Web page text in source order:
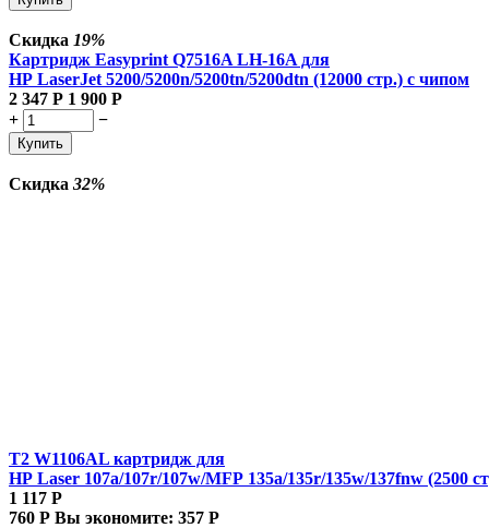
Скидка 19%
Картридж Easyprint Q7516A LH-16A для
HP LaserJet 5200/5200n/5200tn/5200dtn (12000 стр.) с чипом
2 347 Р 1 900 Р
+
−
Купить
Скидка 32%
T2 W1106AL картридж для
HP Laser 107a/107r/107w/MFP 135a/135r/135w/137fnw (2500
1 117 Р
760 Р Вы экономите: 357 Р